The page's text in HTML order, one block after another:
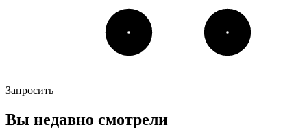
Запросить
Вы недавно смотрели